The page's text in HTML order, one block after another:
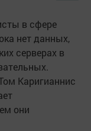
в сфере
нет данных,
серверах в
Каригианнис
они